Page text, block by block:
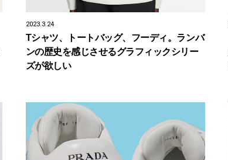
2023.3.24
Tシャツ、トートバッグ、フーディ。ランバ
ンの歴史を感じさせるグラフィックシリー
ズが欲しい